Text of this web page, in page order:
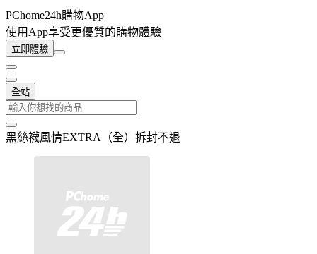
PChome24h購物App
使用App享受更優質的購物體驗
立即體驗
全站
黑絲襪風情EXTRA（全）拆封不退